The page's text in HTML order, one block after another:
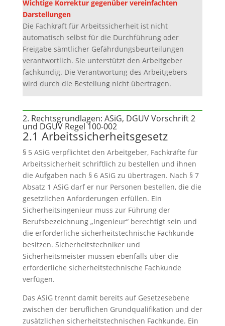
Wichtige Korrektur gegenüber vereinfachten
Darstellungen
Die Fachkraft für Arbeitssicherheit ist nicht
automatisch selbst für die Durchführung oder
Freigabe sämtlicher Gefährdungsbeurteilungen
verantwortlich. Sie unterstützt den Arbeitgeber
fachkundig. Die Verantwortung des Arbeitgebers
wird durch die Bestellung nicht übertragen.
2. Rechtsgrundlagen: ASiG, DGUV Vorschrift 2
und DGUV Regel 100‑002
2.1 Arbeitssicherheitsgesetz
§ 5 ASiG verpflichtet den Arbeitgeber, Fachkräfte für
Arbeitssicherheit schriftlich zu bestellen und ihnen
die Aufgaben nach § 6 ASiG zu übertragen. Nach § 7
Absatz 1 ASiG darf er nur Personen bestellen, die die
gesetzlichen Anforderungen erfüllen. Ein
Sicherheitsingenieur muss zur Führung der
Berufsbezeichnung „Ingenieur“ berechtigt sein und
die erforderliche sicherheitstechnische Fachkunde
besitzen. Sicherheitstechniker und
Sicherheitsmeister müssen ebenfalls über die
erforderliche sicherheitstechnische Fachkunde
verfügen.
Das ASiG trennt damit bereits auf Gesetzesebene
zwischen der beruflichen Grundqualifikation und der
zusätzlichen sicherheitstechnischen Fachkunde. Ein